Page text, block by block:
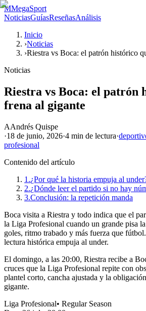
MMegaSport
NoticiasGuíasReseñasAnálisis
Inicio
›Noticias
›Riestra vs Boca: el patrón histórico
Noticias
Riestra vs Boca: el patrón
frena al gigante
AAndrés Quispe
·18 de junio, 2026·4 min de lectura·
profesional
Contenido del artículo
1.¿Por qué la historia empuja al
2.¿Dónde leer el partido si no hay
3.Conclusión: la repetición manda
Boca visita a Riestra y todo indica que el
la Liga Profesional cuando un grande pisa
goles, ritmo trabado y más fuerza que
lectura histórica empuja al under.
El domingo, a las 20:00, Riestra recibe a
cruces que la Liga Profesional repite con
plantel corto, cancha ajustada y la
gigante.
Liga Profesional• Regular Season